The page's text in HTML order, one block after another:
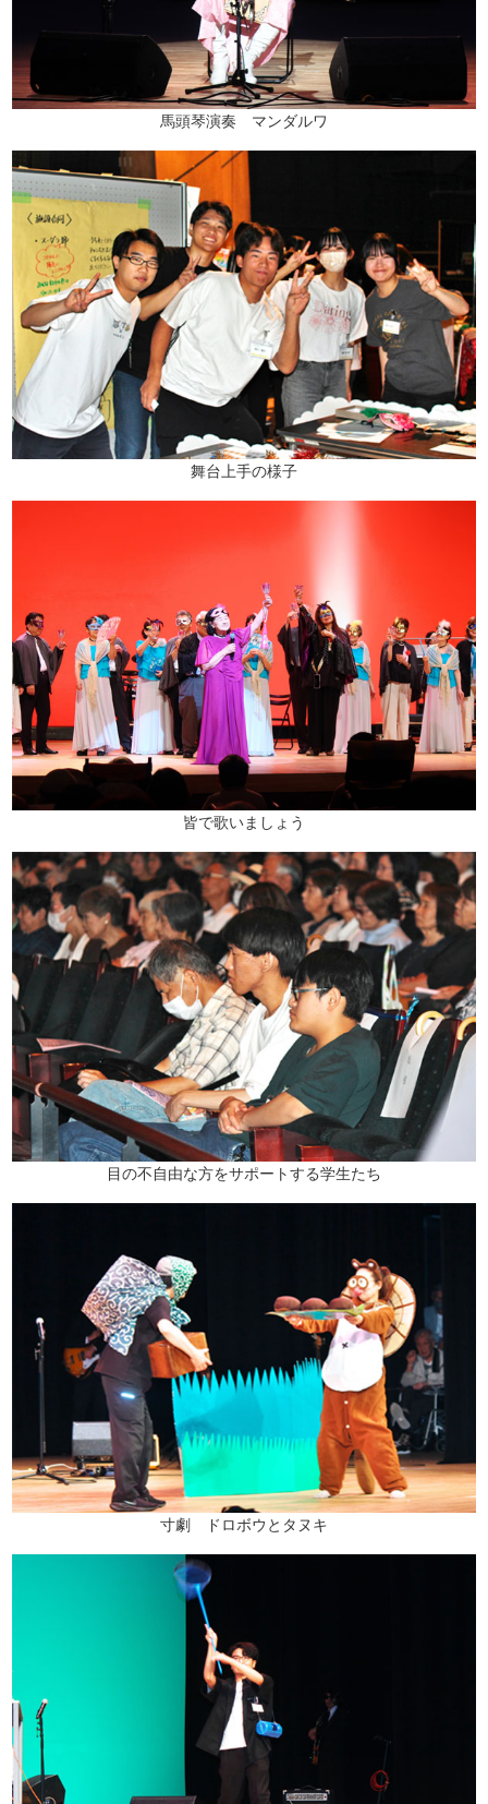
馬頭琴演奏 マンダルワ
舞台上手の様子
皆で歌いましょう
目の不自由な方をサポートする学生たち
寸劇 ドロボウとタヌキ